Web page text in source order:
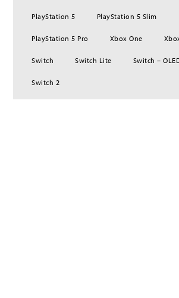
PlayStation 5 PlayStation 5 Slim
PlayStation 5 Pro Xbox One
Switch Switch Lite Switch –
Switch 2